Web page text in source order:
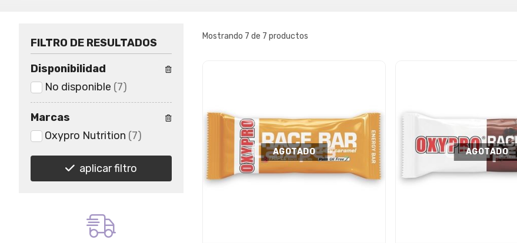
Mostrando 7 de 7 productos
AGOTADO AGOTADO
FILTRO DE RESULTADOS
Disponibilidad
No disponible (7)
Marcas
Oxypro Nutrition (7)
aplicar filtro